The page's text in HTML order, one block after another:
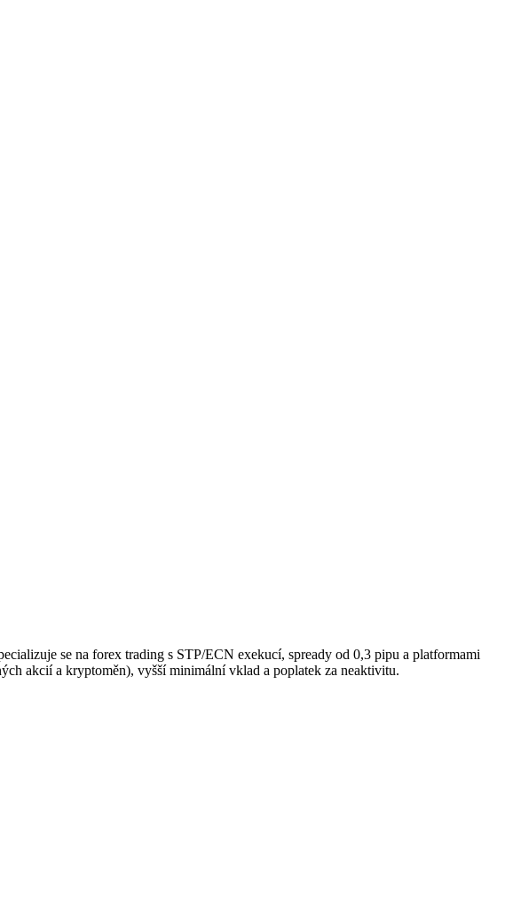
se na forex trading s STP/ECN exekucí, spready od 0,3 pipu a platformami
akcií a kryptoměn), vyšší minimální vklad a poplatek za neaktivitu.